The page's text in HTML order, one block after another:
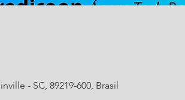
- SC, 89219-600, Brasil